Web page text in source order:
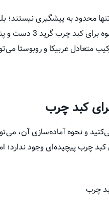
حتی
متعادل عربیکا و روبوستا
کبد چرب
و نحوه آماده‌سازی آن،
چرب پیچیده‌ای وجود ندارد؛